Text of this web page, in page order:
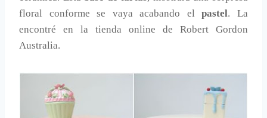
floral conforme se vaya acabando elpastel. La
encontré en la tienda online de Robert Gordon
Australia.